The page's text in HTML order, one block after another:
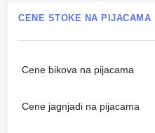
CENE STOKE NA PIJACAMA
Cene bikova na pijacama
Cene jagnjadi na pijacama